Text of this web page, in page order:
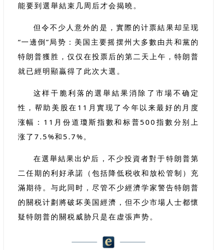
能要到選舉結束几周后才会揭曉。
但令不少人意外的是，實際的计票結果却呈现
“一邊倒”局势：美国主要摇摆州大多數由共和黨的
特朗普獲胜，仅仅在投票后的第二天上午，特朗普
就已經明顯贏得了此次大選。
这样干脆利落的選舉結果消除了市場不确定
性，帮助美股在11月實现了今年以来最好的月度
涨幅：11月份道瓊斯指數和标普500指數分别上
涨了7.5%和5.7%。
在選舉結果出炉后，不少投資者對于特朗普第
二任期的利好承諾（包括降低税收和放松管制）充
滿期待。与此同时，尽管不少經濟学家警告特朗普
的關税计劃將破坏美国經濟，但不少市場人士都懷
疑特朗普的關税威胁只是在虚張声势。